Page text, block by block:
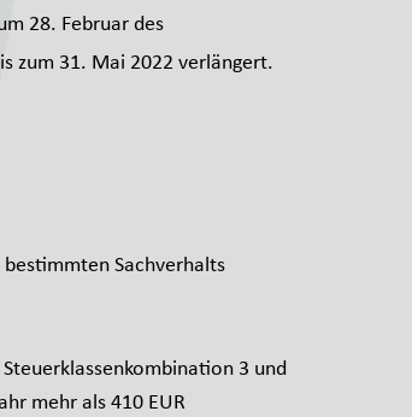
28. Februar des
zum 31. Mai 2022 verlängert.
Sachverhalts
3 und
mehr als 410 EUR